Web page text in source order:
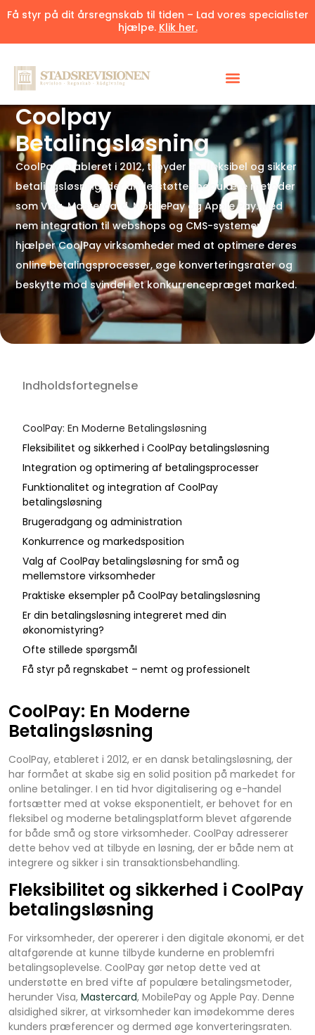
Få styr på dit årsregnskab til tiden – Lad vores specialister
hjælpe. Klik her.
Coolpay
Betalingsløsning
CoolPay, etableret i 2012, tilbyder en fleksibel og sikker
betalingsløsning, der understøtter populære metoder
som Visa, Mastercard, MobilePay og Apple Pay. Med
nem integration til webshops og CMS-systemer
hjælper CoolPay virksomheder med at optimere deres
online betalingsprocesser, øge konverteringsrater og
beskytte mod svindel i et konkurrencepræget marked.
Indholdsfortegnelse
CoolPay: En Moderne Betalingsløsning
Fleksibilitet og sikkerhed i CoolPay betalingsløsning
Integration og optimering af betalingsprocesser
Funktionalitet og integration af CoolPay
betalingsløsning
Brugeradgang og administration
Konkurrence og markedsposition
Valg af CoolPay betalingsløsning for små og
mellemstore virksomheder
Praktiske eksempler på CoolPay betalingsløsning
Er din betalingsløsning integreret med din
økonomistyring?
Ofte stillede spørgsmål
Få styr på regnskabet – nemt og professionelt
CoolPay: En Moderne
Betalingsløsning
CoolPay, etableret i 2012, er en dansk betalingsløsning, der
har formået at skabe sig en solid position på markedet for
online betalinger. I en tid hvor digitalisering og e-handel
fortsætter med at vokse eksponentielt, er behovet for en
fleksibel og moderne betalingsplatform blevet afgørende
for både små og store virksomheder. CoolPay adresserer
dette behov ved at tilbyde en løsning, der er både nem at
integrere og sikker i sin transaktionsbehandling.
Fleksibilitet og sikkerhed i CoolPay
betalingsløsning
For virksomheder, der opererer i den digitale økonomi, er det
altafgørende at kunne tilbyde kunderne en problemfri
betalingsoplevelse. CoolPay gør netop dette ved at
understøtte en bred vifte af populære betalingsmetoder,
herunder Visa, Mastercard, MobilePay og Apple Pay. Denne
alsidighed sikrer, at virksomheder kan imødekomme deres
kunders præferencer og dermed øge konverteringsraten.